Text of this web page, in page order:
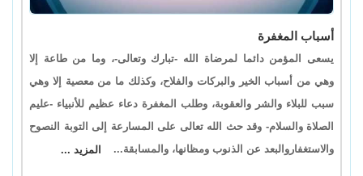
أسباب المغفرة
يسعى المؤمن دائما لمرضاة الله -تبارك وتعالى-، وما من طاعة إلا
وهي من أسباب الخير والبركات والفلاح، وكذلك ما من معصية إلا وهي
سبب للبلاء والشر والعقوبة، وطلب المغفرة دعاء عظيم للأنبياء -عليم
الصلاة والسلام- وقد حث الله تعالى على المسارعة إلى التوبة النصوح
والاستغفاروالبعد عن الذنوب ومظانها، والمسابقة...
المزيد ...